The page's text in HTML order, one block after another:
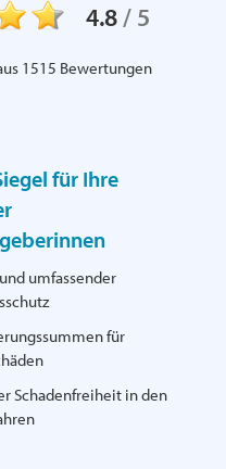
4.8/ 5
1515 Bewertungen
für Ihre
umfassender
für
Schadenfreiheit in den